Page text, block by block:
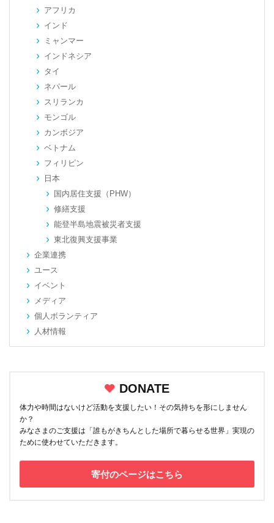
アフリカ
インド
ミャンマー
インドネシア
タイ
ネパール
スリランカ
モンゴル
カンボジア
ベトナム
フィリピン
日本
国内居住支援（PHW）
修繕支援
能登半島地震被災者支援
東北復興支援事業
企業連携
ユース
イベント
メディア
個人ボランティア
人材情報
DONATE
体力や時間はないけど活動を支援したい！その気持ちを形にしません
か？
みなさまのご支援は「誰もがきちんとした場所で暮らせる世界」実現の
ために使わせていただきます。
寄付のページはこちら